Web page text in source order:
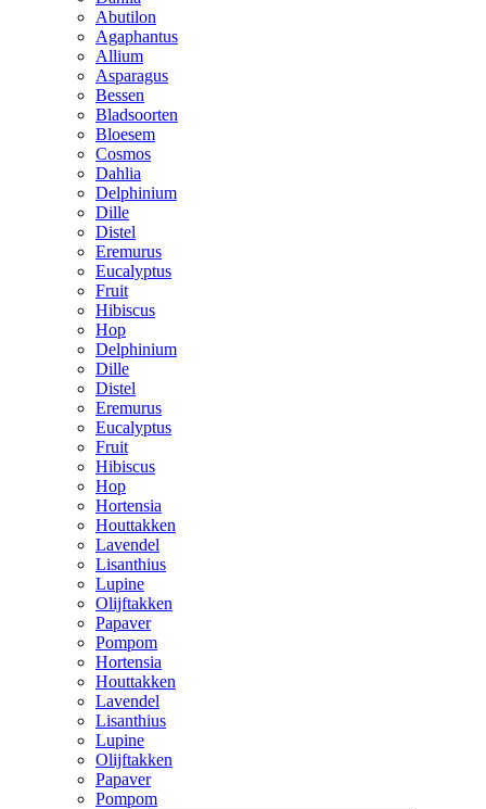
Abutilon
Agaphantus
Allium
Asparagus
Bessen
Bladsoorten
Bloesem
Cosmos
Dahlia
Delphinium
Dille
Distel
Eremurus
Eucalyptus
Fruit
Hibiscus
Hop
Delphinium
Dille
Distel
Eremurus
Eucalyptus
Fruit
Hibiscus
Hop
Hortensia
Houttakken
Lavendel
Lisanthius
Lupine
Olijftakken
Papaver
Pompom
Hortensia
Houttakken
Lavendel
Lisanthius
Lupine
Olijftakken
Papaver
Pompom